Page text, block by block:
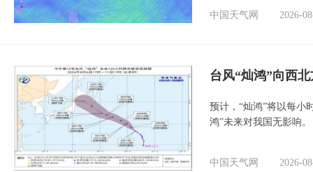
中国天气网
2026-
台风“灿鸿”向西
预计，“灿鸿”将以每小
鸿”未来对我国无影响。
中国天气网 2026-